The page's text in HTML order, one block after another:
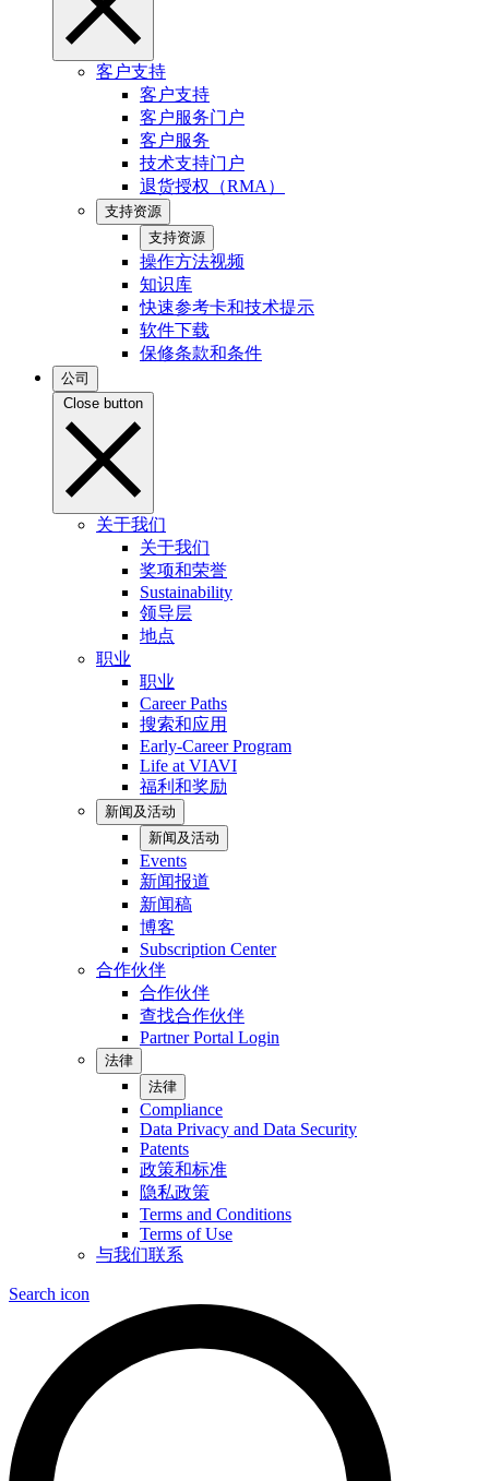
客户支持
客户支持
客户服务门户
客户服务
技术支持门户
退货授权（RMA）
支持资源
支持资源
操作方法视频
知识库
快速参考卡和技术提示
软件下载
保修条款和条件
公司
Close button
关于我们
关于我们
奖项和荣誉
Sustainability
领导层
地点
职业
职业
Career Paths
搜索和应用
Early-Career Program
Life at VIAVI
福利和奖励
新闻及活动
新闻及活动
Events
新闻报道
新闻稿
博客
Subscription Center
合作伙伴
合作伙伴
查找合作伙伴
Partner Portal Login
法律
法律
Compliance
Data Privacy and Data Security
Patents
政策和标准
隐私政策
Terms and Conditions
Terms of Use
与我们联系
Search icon